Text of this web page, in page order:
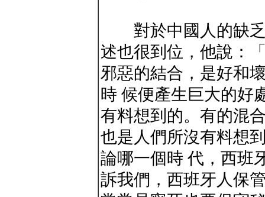
對於中國人的缺乏
述也很到位，他說：
邪惡的結合，是好和
時 候便產生巨大的好
有料想到的。有的混
也是人們所沒有料想
論哪一個時 代，西班
訴我們，西班牙人保